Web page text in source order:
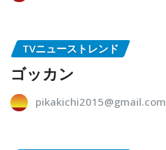
TVニューストレンド
ゴッカン
pikakichi2015@gmail.com